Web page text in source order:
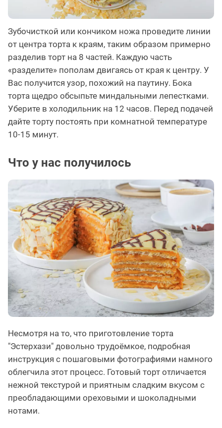
Зубочисткой или кончиком ножа проведите линии
от центра торта к краям, таким образом примерно
разделив торт на 8 частей. Каждую часть
«разделите» пополам двигаясь от края к центру. У
Вас получится узор, похожий на паутину. Бока
торта щедро обсыпьте миндальными лепестками.
Уберите в холодильник на 12 часов. Перед подачей
дайте торту постоять при комнатной температуре
10-15 минут.
Что у нас получилось
Несмотря на то, что приготовление торта
"Эстерхази" довольно трудоёмкое, подробная
инструкция с пошаговыми фотографиями намного
облегчила этот процесс. Готовый торт отличается
нежной текстурой и приятным сладким вкусом с
преобладающими ореховыми и шоколадными
нотами.